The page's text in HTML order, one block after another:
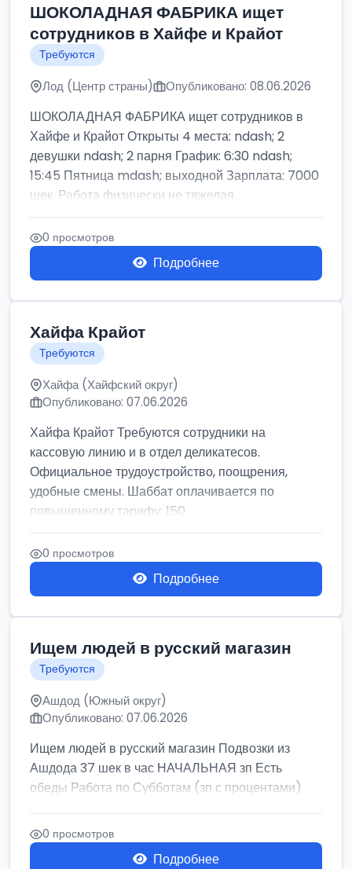
ШОКОЛАДНАЯ ФАБРИКА ищет
сотрудников в Хайфе и Крайот
Требуются
Лод (Центр страны) Опубликовано: 08.06.2026
ШОКОЛАДНАЯ ФАБРИКА ищет сотрудников в
Хайфе и Крайот Открыты 4 места: ndash; 2
девушки ndash; 2 парня График: 6:30 ndash;
15:45 Пятница mdash; выходной Зарплата: 7000
шек. Работа физически не тяжелая ...
0 просмотров
Подробнее
Хайфа Крайот
Требуются
Хайфа (Хайфский округ)
Опубликовано: 07.06.2026
Хайфа Крайот Требуются сотрудники на
кассовую линию и в отдел деликатесов.
Официальное трудоустройство, поощрения,
удобные смены. Шаббат оплачивается по
повышенному тарифу: 150
0 просмотров
Подробнее
Ищем людей в русский магазин
Требуются
Ашдод (Южный округ)
Опубликовано: 07.06.2026
Ищем людей в русский магазин Подвозки из
Ашдода 37 шек в час НАЧАЛЬНАЯ зп Есть
обеды Работа по Субботам (зп с процентами)
0 просмотров
Подробнее